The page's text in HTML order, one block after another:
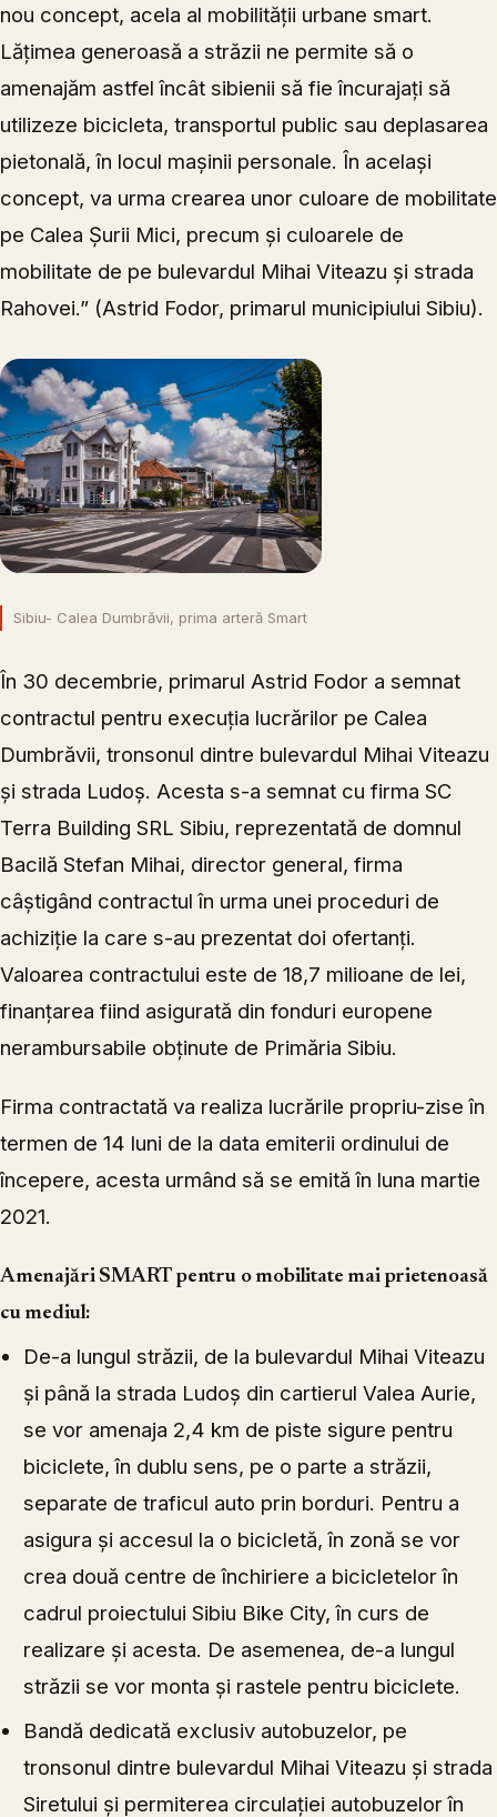
nou concept, acela al mobilității urbane smart.
Lățimea generoasă a străzii ne permite să o
amenajăm astfel încât sibienii să fie încurajați să
utilizeze bicicleta, transportul public sau deplasarea
pietonală, în locul mașinii personale. În același
concept, va urma crearea unor culoare de mobilitate
pe Calea Șurii Mici, precum și culoarele de
mobilitate de pe bulevardul Mihai Viteazu și strada
Rahovei.” (Astrid Fodor, primarul municipiului Sibiu).
Sibiu- Calea Dumbrăvii, prima arteră Smart
În 30 decembrie, primarul Astrid Fodor a semnat
contractul pentru execuția lucrărilor pe Calea
Dumbrăvii, tronsonul dintre bulevardul Mihai Viteazu
și strada Ludoș. Acesta s-a semnat cu firma SC
Terra Building SRL Sibiu, reprezentată de domnul
Bacilă Stefan Mihai, director general, firma
câștigând contractul în urma unei proceduri de
achiziție la care s-au prezentat doi ofertanți.
Valoarea contractului este de 18,7 milioane de lei,
finanțarea fiind asigurată din fonduri europene
nerambursabile obținute de Primăria Sibiu.
Firma contractată va realiza lucrările propriu-zise în
termen de 14 luni de la data emiterii ordinului de
începere, acesta urmând să se emită în luna martie
2021.
Amenajări SMART pentru o mobilitate mai prietenoasă
cu mediul:
De-a lungul străzii, de la bulevardul Mihai Viteazu
și până la strada Ludoș din cartierul Valea Aurie,
se vor amenaja 2,4 km de piste sigure pentru
biciclete, în dublu sens, pe o parte a străzii,
separate de traficul auto prin borduri. Pentru a
asigura și accesul la o bicicletă, în zonă se vor
crea două centre de închiriere a bicicletelor în
cadrul proiectului Sibiu Bike City, în curs de
realizare și acesta. De asemenea, de-a lungul
străzii se vor monta și rastele pentru biciclete.
Bandă dedicată exclusiv autobuzelor, pe
tronsonul dintre bulevardul Mihai Viteazu și strada
Siretului și permiterea circulației autobuzelor în